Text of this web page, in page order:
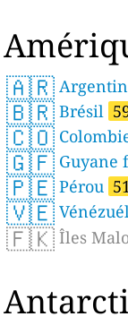
🇦🇷
🇧🇷 Brésil
🇨🇴
🇬🇫 Guyane
🇵🇪 Pérou
🇻🇪
🇫🇰 Îles